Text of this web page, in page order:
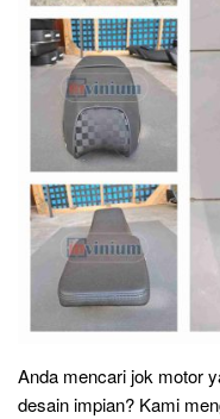
Anda mencari jok motor
desain impian? Kami